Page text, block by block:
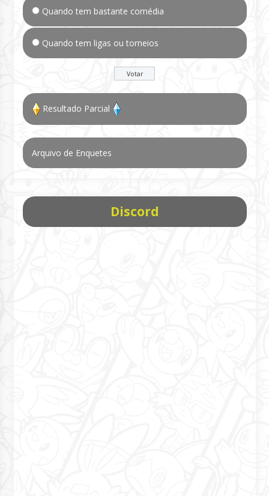
Quando tem bastante comédia
Quando tem ligas ou torneios
Resultado Parcial
Arquivo de Enquetes
Discord